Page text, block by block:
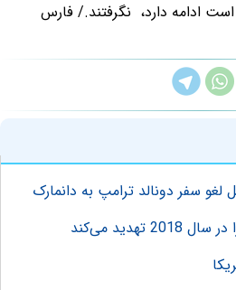
ادامه دارد، نگرفتند./ فارس
لغو سفر دونالد ترامپ به دانمارک